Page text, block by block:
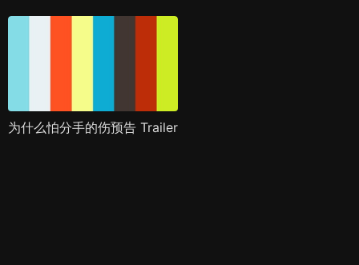
为什么怕分手的伤预告 Trailer